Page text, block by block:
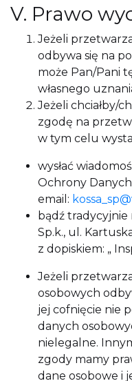
V. Prawo
Jeżeli
odbywa się na
może Pan/Pani
własnego
Jeżeli chciałby/
zgodę na
w tym celu
wysłać
Ochrony
email:
bądź tradycyjnie
Sp.k., ul.
z dopiskiem: „
Jeżeli
osobowych
jej cofnięcie nie
danych
nielegalne.
zgody mamy
dane osobowe i